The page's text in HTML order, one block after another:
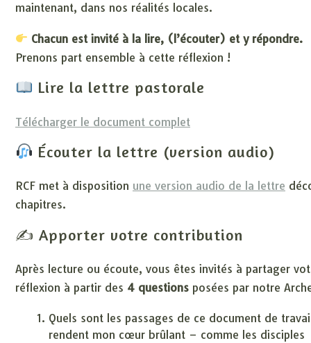
maintenant, dans nos réalités locales.
Chacun est invité à la lire, (l’écouter) et y répondre.
Prenons part ensemble à cette réflexion !
Lire la lettre pastorale
Télécharger le document complet
Écouter la lettre (version audio)
RCF met à disposition une version audio de la lettre
chapitres.
✍️ Apporter votre contribution
Après lecture ou écoute, vous êtes invités à partager
réflexion à partir des 4 questions posées par notre
Quels sont les passages de ce document de
rendent mon cœur brûlant – comme les disciples